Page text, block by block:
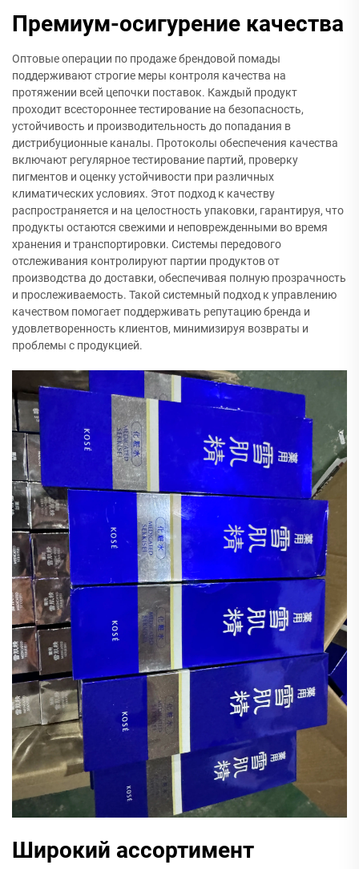
Премиум-осигурение качества
Оптовые операции по продаже брендовой помады
поддерживают строгие меры контроля качества на
протяжении всей цепочки поставок. Каждый продукт
проходит всестороннее тестирование на безопасность,
устойчивость и производительность до попадания в
дистрибуционные каналы. Протоколы обеспечения качества
включают регулярное тестирование партий, проверку
пигментов и оценку устойчивости при различных
климатических условиях. Этот подход к качеству
распространяется и на целостность упаковки, гарантируя, что
продукты остаются свежими и неповрежденными во время
хранения и транспортировки. Системы передового
отслеживания контролируют партии продуктов от
производства до доставки, обеспечивая полную прозрачность
и прослеживаемость. Такой системный подход к управлению
качеством помогает поддерживать репутацию бренда и
удовлетворенность клиентов, минимизируя возвраты и
проблемы с продукцией.
Широкий ассортимент